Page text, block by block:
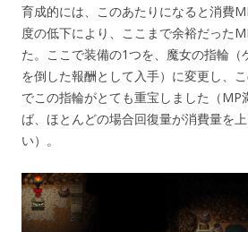
育成的には、このあたりになると消費
度の低下により、ここまで余裕だった
た。ここで装備の1つを、魔女の指輪（
を倒した報酬として入手）に変更し、
でこの指輪がとても重宝しました（MP
ば、ほとんどの場合回復量が消費量を
い）。